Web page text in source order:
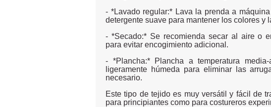
- *Lavado regular:* Lava la prenda a
detergente suave para mantener los colores y
- *Secado:* Se recomienda secar al aire o
para evitar encogimiento adicional.
- *Plancha:* Plancha a temperatura
ligeramente húmeda para eliminar las
necesario.
Este tipo de tejido es muy versátil y fácil de
para principiantes como para costureros